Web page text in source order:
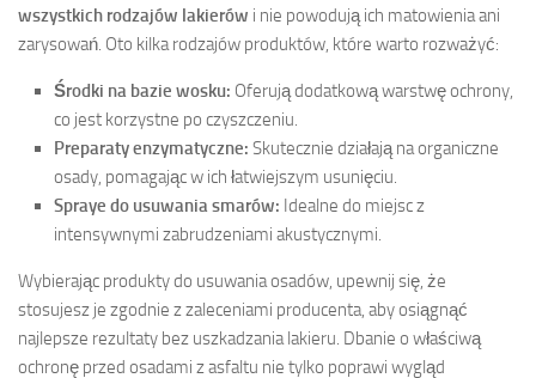
wszystkich rodzajów lakierów i nie powodują ich matowienia ani
zarysowań. Oto kilka rodzajów produktów, które warto rozważyć:
Środki na bazie wosku: Oferują dodatkową warstwę ochrony,
co jest korzystne po czyszczeniu.
Preparaty enzymatyczne: Skutecznie działają na organiczne
osady, pomagając w ich łatwiejszym usunięciu.
Spraye do usuwania smarów: Idealne do miejsc z
intensywnymi zabrudzeniami akustycznymi.
Wybierając produkty do usuwania osadów, upewnij się, że
stosujesz je zgodnie z zaleceniami producenta, aby osiągnąć
najlepsze rezultaty bez uszkadzania lakieru. Dbanie o właściwą
ochronę przed osadami z asfaltu nie tylko poprawi wygląd